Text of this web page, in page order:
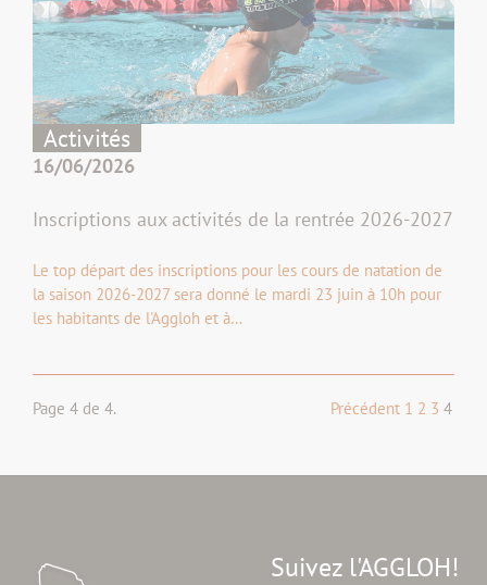
Activités
16/06/2026
Inscriptions aux activités de la rentrée 2026-2027
Le top départ des inscriptions pour les cours de natation de
la saison 2026-2027 sera donné le mardi 23 juin à 10h pour
les habitants de l'Aggloh et à…
Page 4 de 4. Précédent 1 2 3 4
Suivez l'AGGLOH!